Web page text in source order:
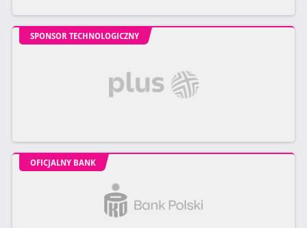
SPONSOR TECHNOLOGICZNY
OFICJALNY BANK